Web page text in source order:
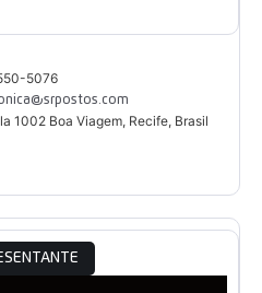
5076
1002 Boa Viagem, Recife, Brasil